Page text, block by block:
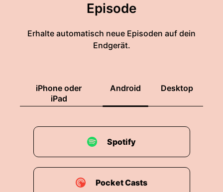
Episode
Erhalte automatisch neue Episoden auf dein
Endgerät.
iPhone oder
iPad
Android Desktop
Spotify
Pocket Casts